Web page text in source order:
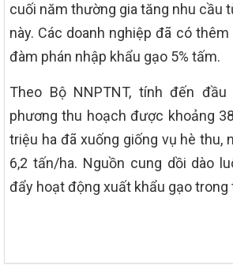
cuối năm thường gia tăng nhu cầu
này. Các doanh nghiệp đã có
đàm phán nhập khẩu gạo 5% tấm.
Theo Bộ NNPTNT, tính đến
phương thu hoạch được khoảng
triệu ha đã xuống giống vụ hè thu,
6,2 tấn/ha. Nguồn cung dồi dào
đẩy hoạt động xuất khẩu gạo trong